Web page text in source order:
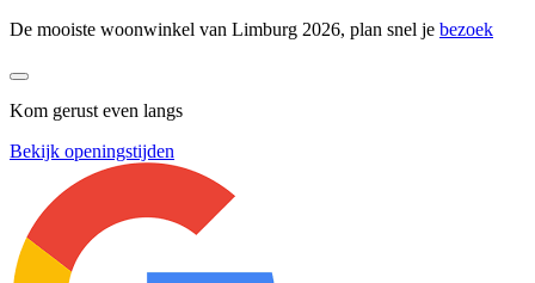
De mooiste woonwinkel van Limburg 2026, plan snel je bezoek
Kom gerust even langs
Bekijk openingstijden